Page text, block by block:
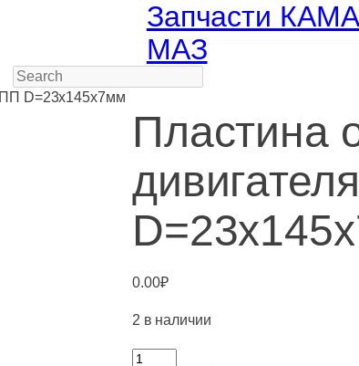
Запчасти
МАЗ
Search
D=23х145х7мм
Пластина
0.00₽
2 в наличии
Количество